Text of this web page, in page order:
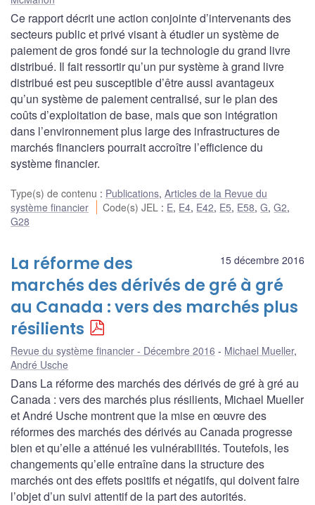
Ce rapport décrit une action conjointe d’intervenants des
secteurs public et privé visant à étudier un système de
paiement de gros fondé sur la technologie du grand livre
distribué. Il fait ressortir qu’un pur système à grand livre
distribué est peu susceptible d’être aussi avantageux
qu’un système de paiement centralisé, sur le plan des
coûts d’exploitation de base, mais que son intégration
dans l’environnement plus large des infrastructures de
marchés financiers pourrait accroître l’efficience du
système financier.
Type(s) de contenu : Publications, Articles de la Revue du
système financier
Code(s) JEL : E, E4, E42, E5, E58,G,G2,
G28
15 décembre 2016
La réforme des
marchés des dérivés de gré à gré
au Canada : vers des marchés plus
résilients
Revue du système financier - Décembre 2016 Michael Mueller,
André Usche
Dans La réforme des marchés des dérivés de gré à gré au
Canada : vers des marchés plus résilients, Michael Mueller
et André Usche montrent que la mise en œuvre des
réformes des marchés des dérivés au Canada progresse
bien et qu’elle a atténué les vulnérabilités. Toutefois, les
changements qu’elle entraîne dans la structure des
marchés ont des effets positifs et négatifs, qui doivent faire
l’objet d’un suivi attentif de la part des autorités.